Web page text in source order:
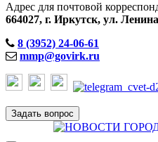
Адрес для почтовой
664027, г. Иркутск, ул.
8 (3952) 24-06-61
mmp@govirk.ru
Задать вопрос